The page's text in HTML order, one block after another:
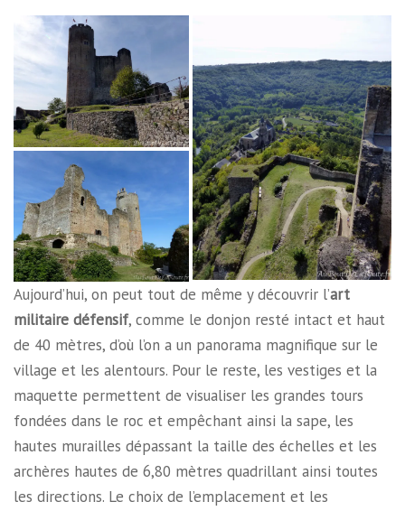
Aujourd’hui, on peut tout de même y découvrir l’art
militaire défensif, comme le donjon resté intact et haut
de 40 mètres, d’où l’on a un panorama magnifique sur le
village et les alentours. Pour le reste, les vestiges et la
maquette permettent de visualiser les grandes tours
fondées dans le roc et empêchant ainsi la sape, les
hautes murailles dépassant la taille des échelles et les
archères hautes de 6,80 mètres quadrillant ainsi toutes
les directions. Le choix de l’emplacement et les